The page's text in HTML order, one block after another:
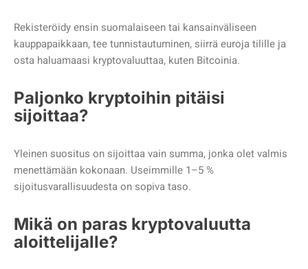
Rekisteröidy ensin suomalaiseen tai kansainväliseen
kauppapaikkaan, tee tunnistautuminen, siirrä euroja tilille ja
osta haluamaasi kryptovaluuttaa, kuten Bitcoinia.
Paljonko kryptoihin pitäisi
sijoittaa?
Yleinen suositus on sijoittaa vain summa, jonka olet valmis
menettämään kokonaan. Useimmille 1–5 %
sijoitusvarallisuudesta on sopiva taso.
Mikä on paras kryptovaluutta
aloittelijalle?